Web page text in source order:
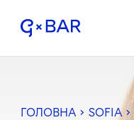
ГОЛОВНА > SOFIA>